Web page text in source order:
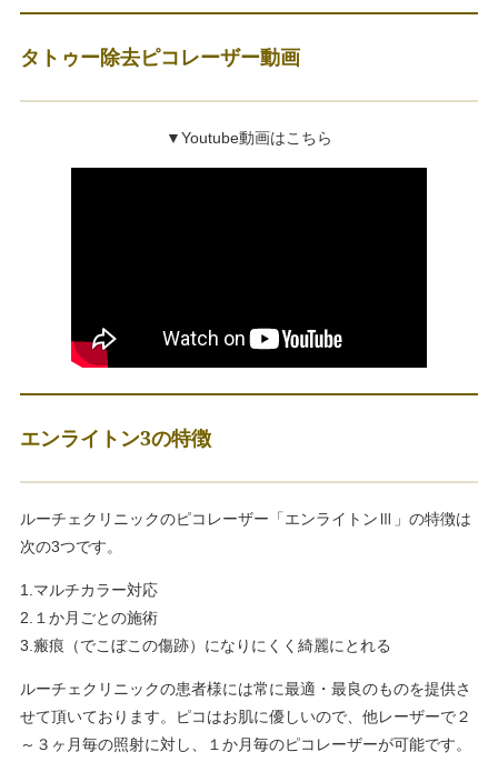
タトゥー除去ピコレーザー動画
▼Youtube動画はこちら
エンライトン3の特徴
ルーチェクリニックのピコレーザー「エンライトンⅢ」の特徴は
次の3つです。
1.マルチカラー対応
2.１か月ごとの施術
3.瘢痕（でこぼこの傷跡）になりにくく綺麗にとれる
ルーチェクリニックの患者様には常に最適・最良のものを提供さ
せて頂いております。ピコはお肌に優しいので、他レーザーで２
～３ヶ月毎の照射に対し、１か月毎のピコレーザーが可能です。